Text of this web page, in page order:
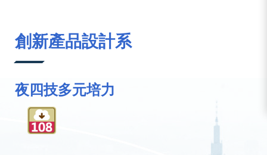
創新產品設計系
夜四技多元培力